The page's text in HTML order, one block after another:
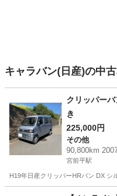
キャラバン(日産)の中
クリッパーバンDX 走行9万キロ
き
225,000円
その他
90,800km
宮前平駅
H19年日産クリッパーHRバン DX
宮前平駅